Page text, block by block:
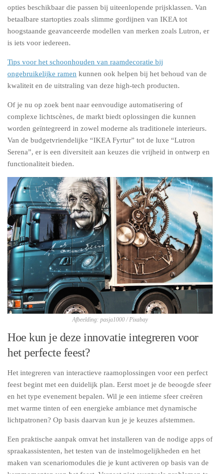
opties beschikbaar die passen bij uiteenlopende prijsklassen. Van
betaalbare startopties zoals slimme gordijnen van IKEA tot
hoogstaande geavanceerde modellen van merken zoals Lutron, er
is iets voor iedereen.
Tips voor het schoonhouden van raamdecoratie bij
ongebruikelijke ramen kunnen ook helpen bij het behoud van de
kwaliteit en de uitstraling van deze high-tech producten.
Of je nu op zoek bent naar eenvoudige automatisering of
complexe lichtscènes, de markt biedt oplossingen die kunnen
worden geïntegreerd in zowel moderne als traditionele interieurs.
Van de budgetvriendelijke “IKEA Fyrtur” tot de luxe “Lutron
Serena”, er is een diversiteit aan keuzes die vrijheid in ontwerp en
functionaliteit bieden.
Afbeelding: pasja1000 / Pixabay
Hoe kun je deze innovatie integreren voor
het perfecte feest?
Het integreren van interactieve raamoplossingen voor een perfect
feest begint met een duidelijk plan. Eerst moet je de beoogde sfeer
en het type evenement bepalen. Wil je een intieme sfeer creëren
met warme tinten of een energieke ambiance met dynamische
lichtpatronen? Op basis daarvan kun je je keuzes afstemmen.
Een praktische aanpak omvat het installeren van de nodige apps of
spraakassistenten, het testen van de instelmogelijkheden en het
maken van scenariomodules die je kunt activeren op basis van de